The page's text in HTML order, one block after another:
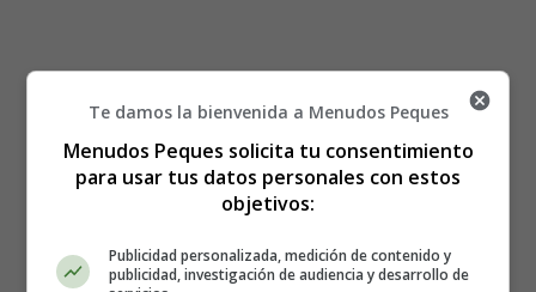
Está aquí:Inicio
Recursos Educativos
Láminas para Colorear
Cumpleaños
Colorear cumpleaños 09
Te damos la bienvenida a Menudos Peques
Menudos Peques solicita tu consentimiento
para usar tus datos personales con estos
objetivos:
Publicidad personalizada, medición de contenido y
publicidad, investigación de audiencia y desarrollo de